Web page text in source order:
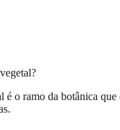
é o ramo da botânica que